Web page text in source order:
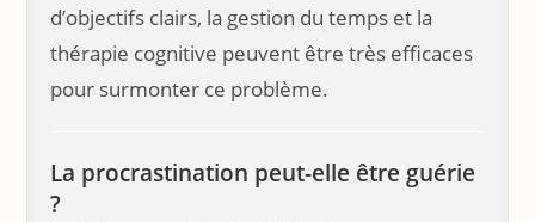
d’objectifs clairs, la gestion du temps et la
thérapie cognitive peuvent être très efficaces
pour surmonter ce problème.
La procrastination peut-elle être guérie
?